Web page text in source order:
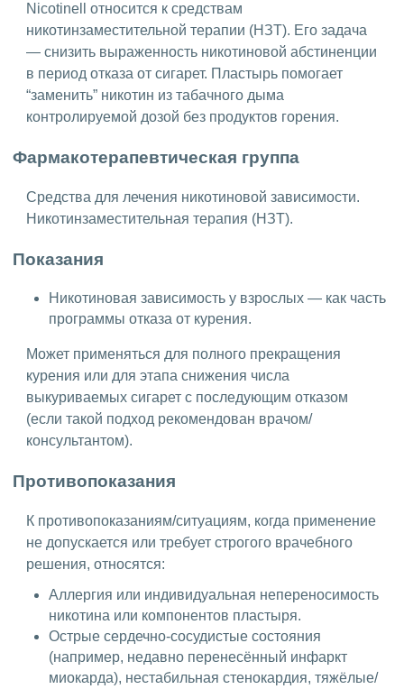
Nicotinell относится к средствам
никотинзаместительной терапии (НЗТ). Его задача
— снизить выраженность никотиновой абстиненции
в период отказа от сигарет. Пластырь помогает
“заменить” никотин из табачного дыма
контролируемой дозой без продуктов горения.
Фармакотерапевтическая группа
Средства для лечения никотиновой зависимости.
Никотинзаместительная терапия (НЗТ).
Показания
Никотиновая зависимость у взрослых — как часть
программы отказа от курения.
Может применяться для полного прекращения
курения или для этапа снижения числа
выкуриваемых сигарет с последующим отказом
(если такой подход рекомендован врачом/
консультантом).
Противопоказания
К противопоказаниям/ситуациям, когда применение
не допускается или требует строгого врачебного
решения, относятся:
Аллергия или индивидуальная непереносимость
никотина или компонентов пластыря.
Острые сердечно-сосудистые состояния
(например, недавно перенесённый инфаркт
миокарда), нестабильная стенокардия, тяжёлые/